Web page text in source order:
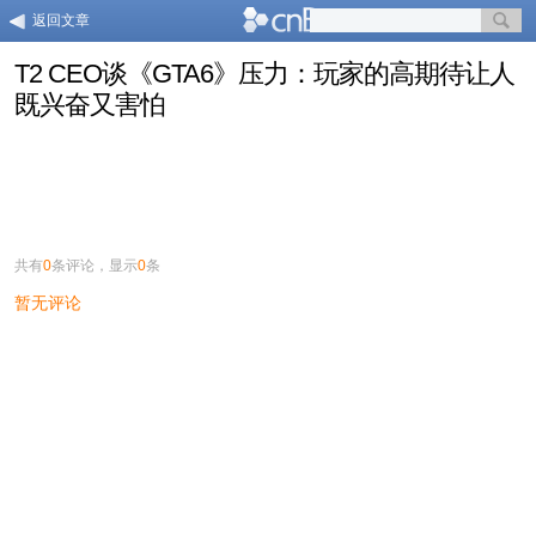
返回文章
T2 CEO谈《GTA6》压力：玩家的高期待让人
既兴奋又害怕
共有0条评论，显示0条
暂无评论